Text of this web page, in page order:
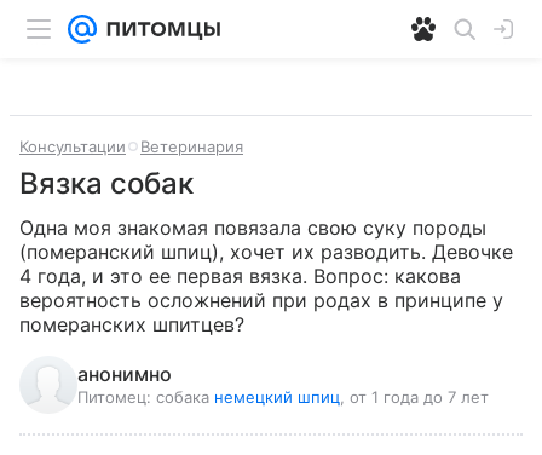
Консультации Ветеринария
Вязка собак
Одна моя знакомая повязала свою суку породы
(померанский шпиц), хочет их разводить. Девочке
4 года, и это ее первая вязка. Вопрос: какова
вероятность осложнений при родах в принципе у
померанских шпитцев?
анонимно
Питомец: собака немецкий шпиц , от 1 года до 7 лет